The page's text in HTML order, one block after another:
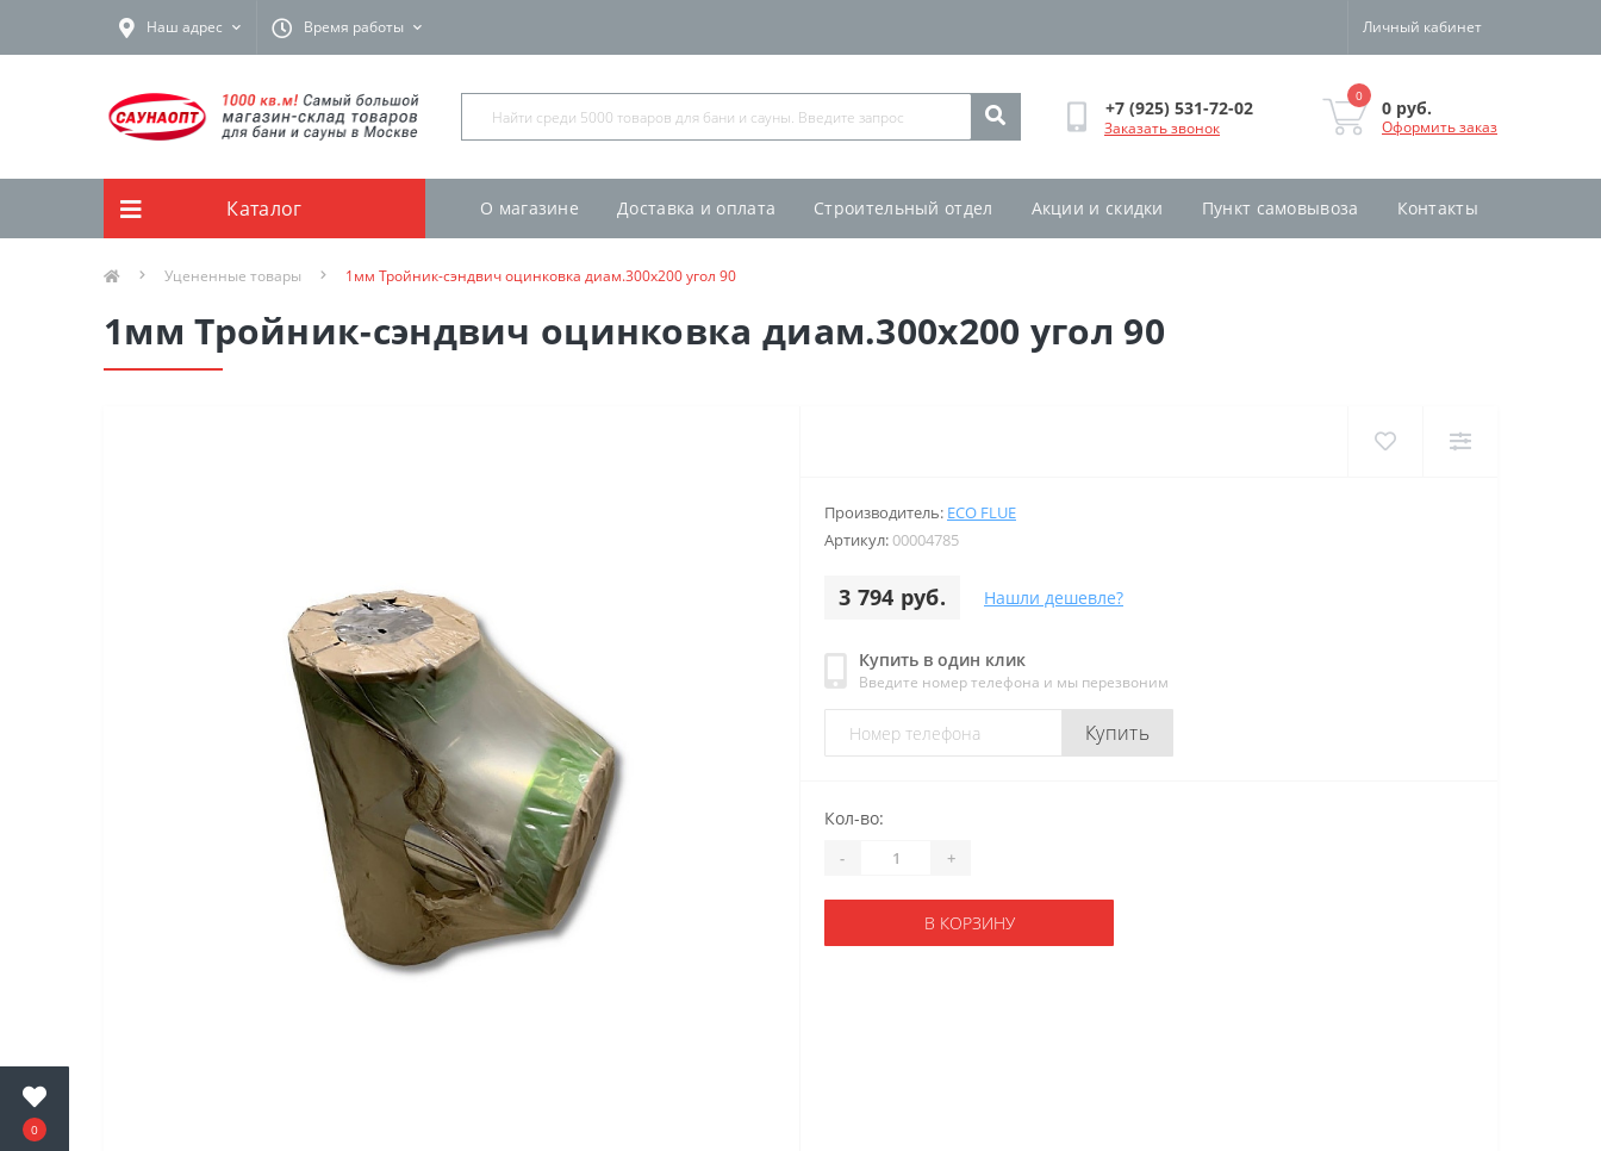
0
Наш адрес Время работы Личный кабинет
+7 (925) 531-72-02
Заказать звонок
0
0 руб.
Оформить заказ
Каталог О магазине Доставка и оплата Строительный отдел Акции и скидки Пункт самовывоза Контакты
Уцененные товары 1мм Тройник-сэндвич оцинковка диам.300х200 угол 90
1мм Тройник-сэндвич оцинковка диам.300х200 угол 90
Производитель: ECO FLUE
Артикул:00004785
3 794 руб. Нашли дешевле?
Купить в один клик
Введите номер телефона и мы перезвоним
Купить
Кол-во:
- +
В КОРЗИНУ